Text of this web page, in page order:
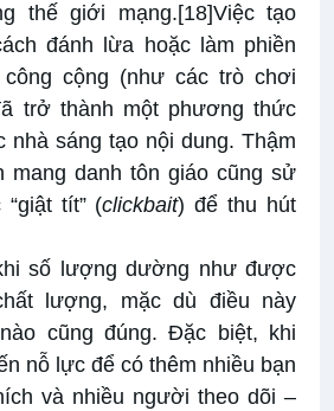
thế giới mạng.[18]Việc tạo
đánh lừa hoặc làm phiền
cộng (như các trò chơi
trở thành một phương thức
nhà sáng tạo nội dung. Thậm
mang danh tôn giáo cũng sử
tít” (clickbait) để thu hút
số lượng dường như được
lượng, mặc dù điều này
cũng đúng. Đặc biệt, khi
nỗ lực để có thêm nhiều bạn
và nhiều người theo dõi –